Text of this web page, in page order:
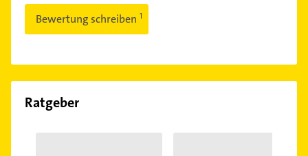
Bewertung schreiben
Ratgeber